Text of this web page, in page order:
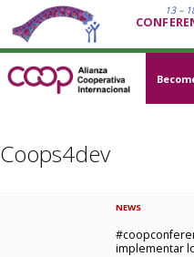
13 –
Coops4dev
NEWS
implementar